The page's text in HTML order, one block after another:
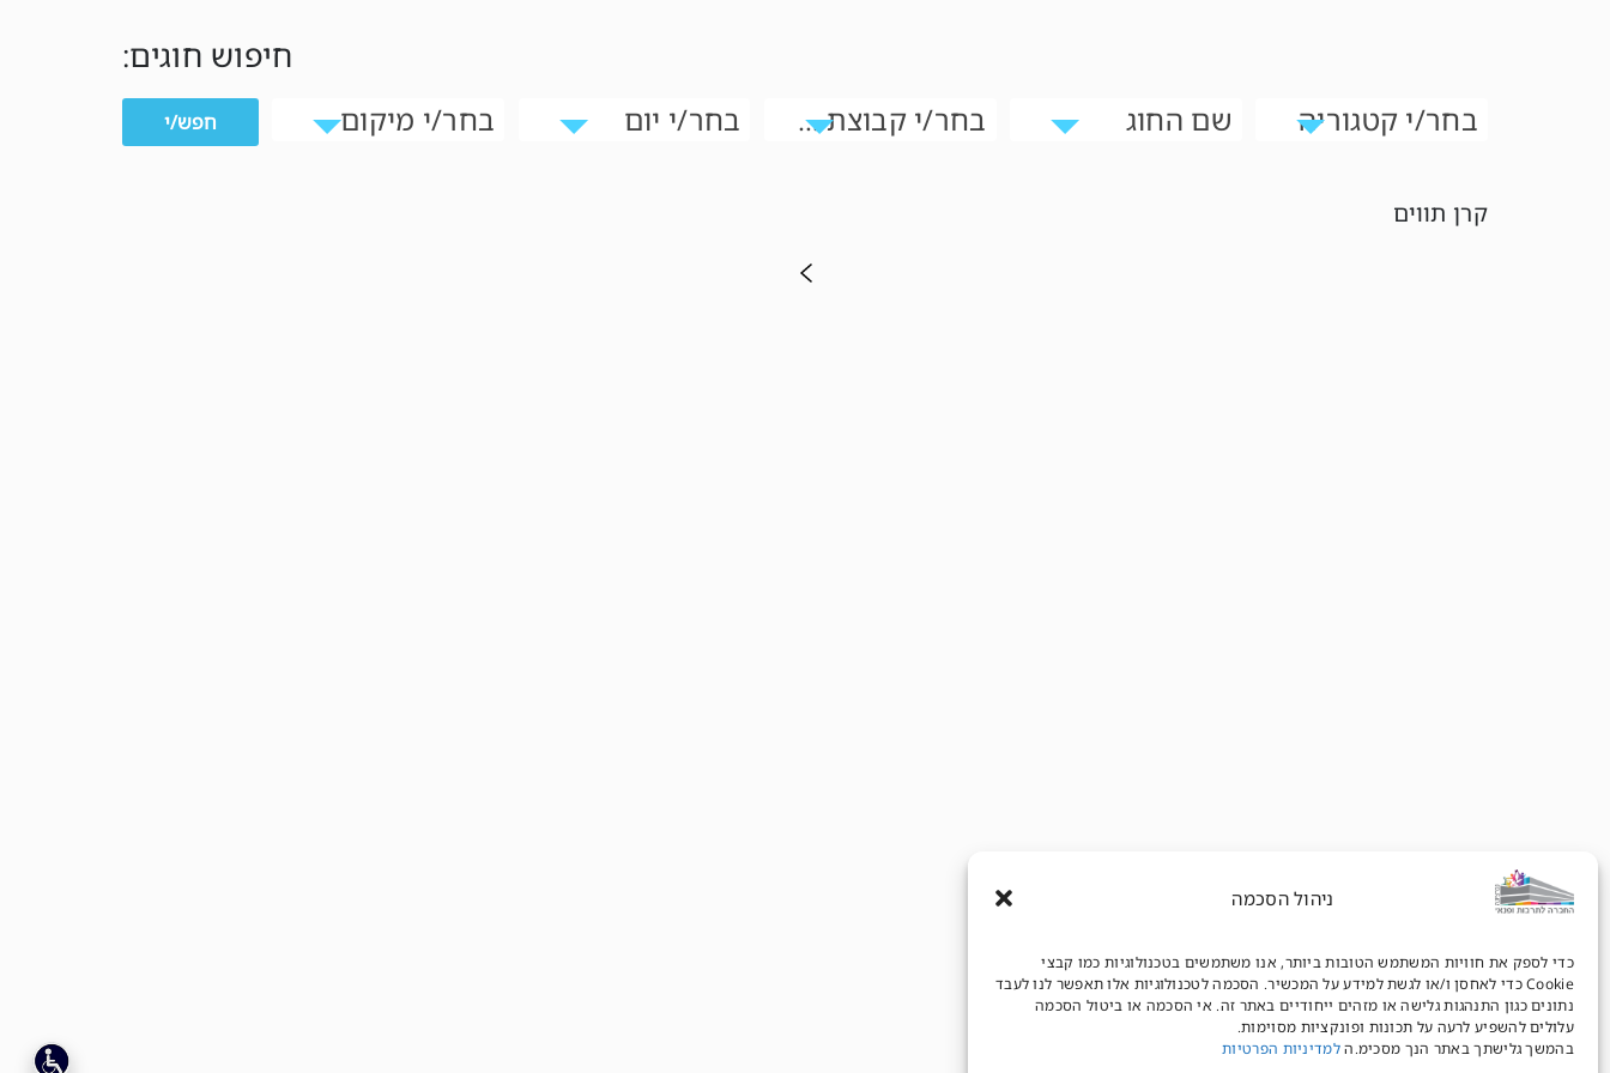
ניהול הסכמה
כדי לספק את חוויות המשתמש הטובות ביותר, אנו משתמשים בטכנולוגיות כמו קבצי
Cookie כדי לאחסן ו/או לגשת למידע על המכשיר. הסכמה לטכנולוגיות אלו תאפשר לנו לעבד
נתונים כגון התנהגות גלישה או מזהים ייחודיים באתר זה. אי הסכמה או ביטול הסכמה
עלולים להשפיע לרעה על תכונות ופונקציות מסוימות.
בהמשך גלישתך באתר הנך מסכימ.הלמדיניות הפרטיות
:חיפוש חוגים
בחר/י קטגוריה שם החוג בחר/י קבוצת גיל בחר/י יום בחר/י מיקום
קרן תווים